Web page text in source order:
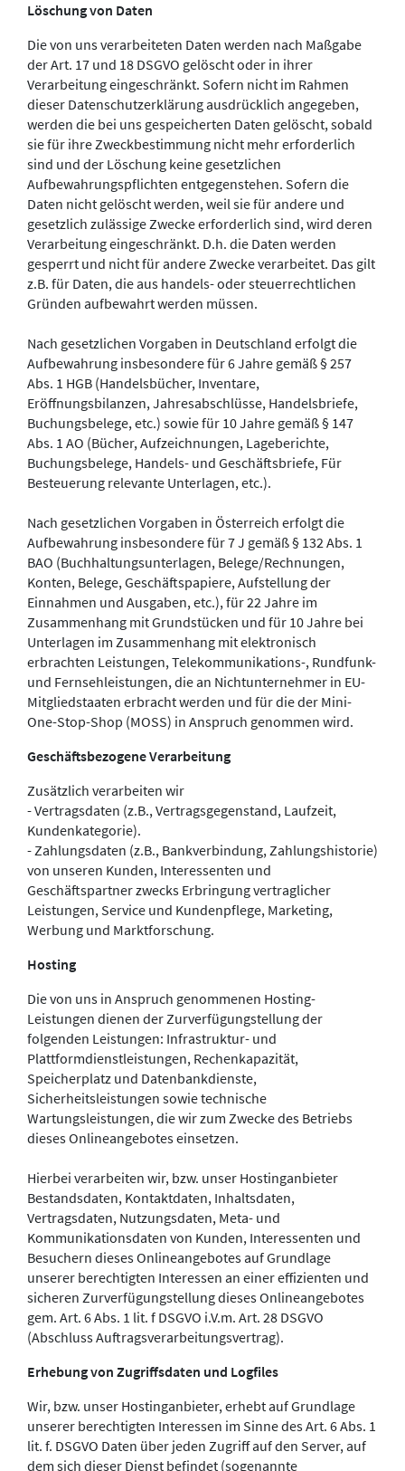
Löschung von Daten
Die von uns verarbeiteten Daten werden nach Maßgabe
der Art. 17 und 18 DSGVO gelöscht oder in ihrer
Verarbeitung eingeschränkt. Sofern nicht im Rahmen
dieser Datenschutzerklärung ausdrücklich angegeben,
werden die bei uns gespeicherten Daten gelöscht, sobald
sie für ihre Zweckbestimmung nicht mehr erforderlich
sind und der Löschung keine gesetzlichen
Aufbewahrungspflichten entgegenstehen. Sofern die
Daten nicht gelöscht werden, weil sie für andere und
gesetzlich zulässige Zwecke erforderlich sind, wird deren
Verarbeitung eingeschränkt. D.h. die Daten werden
gesperrt und nicht für andere Zwecke verarbeitet. Das gilt
z.B. für Daten, die aus handels- oder steuerrechtlichen
Gründen aufbewahrt werden müssen.
Nach gesetzlichen Vorgaben in Deutschland erfolgt die
Aufbewahrung insbesondere für 6 Jahre gemäß § 257
Abs. 1 HGB (Handelsbücher, Inventare,
Eröffnungsbilanzen, Jahresabschlüsse, Handelsbriefe,
Buchungsbelege, etc.) sowie für 10 Jahre gemäß § 147
Abs. 1 AO (Bücher, Aufzeichnungen, Lageberichte,
Buchungsbelege, Handels- und Geschäftsbriefe, Für
Besteuerung relevante Unterlagen, etc.).
Nach gesetzlichen Vorgaben in Österreich erfolgt die
Aufbewahrung insbesondere für 7 J gemäß § 132 Abs. 1
BAO (Buchhaltungsunterlagen, Belege/Rechnungen,
Konten, Belege, Geschäftspapiere, Aufstellung der
Einnahmen und Ausgaben, etc.), für 22 Jahre im
Zusammenhang mit Grundstücken und für 10 Jahre bei
Unterlagen im Zusammenhang mit elektronisch
erbrachten Leistungen, Telekommunikations-, Rundfunk-
und Fernsehleistungen, die an Nichtunternehmer in EU-
Mitgliedstaaten erbracht werden und für die der Mini-
One-Stop-Shop (MOSS) in Anspruch genommen wird.
Geschäftsbezogene Verarbeitung
Zusätzlich verarbeiten wir
- Vertragsdaten (z.B., Vertragsgegenstand, Laufzeit,
Kundenkategorie).
- Zahlungsdaten (z.B., Bankverbindung, Zahlungshistorie)
von unseren Kunden, Interessenten und
Geschäftspartner zwecks Erbringung vertraglicher
Leistungen, Service und Kundenpflege, Marketing,
Werbung und Marktforschung.
Hosting
Die von uns in Anspruch genommenen Hosting-
Leistungen dienen der Zurverfügungstellung der
folgenden Leistungen: Infrastruktur- und
Plattformdienstleistungen, Rechenkapazität,
Speicherplatz und Datenbankdienste,
Sicherheitsleistungen sowie technische
Wartungsleistungen, die wir zum Zwecke des Betriebs
dieses Onlineangebotes einsetzen.
Hierbei verarbeiten wir, bzw. unser Hostinganbieter
Bestandsdaten, Kontaktdaten, Inhaltsdaten,
Vertragsdaten, Nutzungsdaten, Meta- und
Kommunikationsdaten von Kunden, Interessenten und
Besuchern dieses Onlineangebotes auf Grundlage
unserer berechtigten Interessen an einer effizienten und
sicheren Zurverfügungstellung dieses Onlineangebotes
gem. Art. 6 Abs. 1 lit. f DSGVO i.V.m. Art. 28 DSGVO
(Abschluss Auftragsverarbeitungsvertrag).
Erhebung von Zugriffsdaten und Logfiles
Wir, bzw. unser Hostinganbieter, erhebt auf Grundlage
unserer berechtigten Interessen im Sinne des Art. 6 Abs. 1
lit. f. DSGVO Daten über jeden Zugriff auf den Server, auf
dem sich dieser Dienst befindet (sogenannte